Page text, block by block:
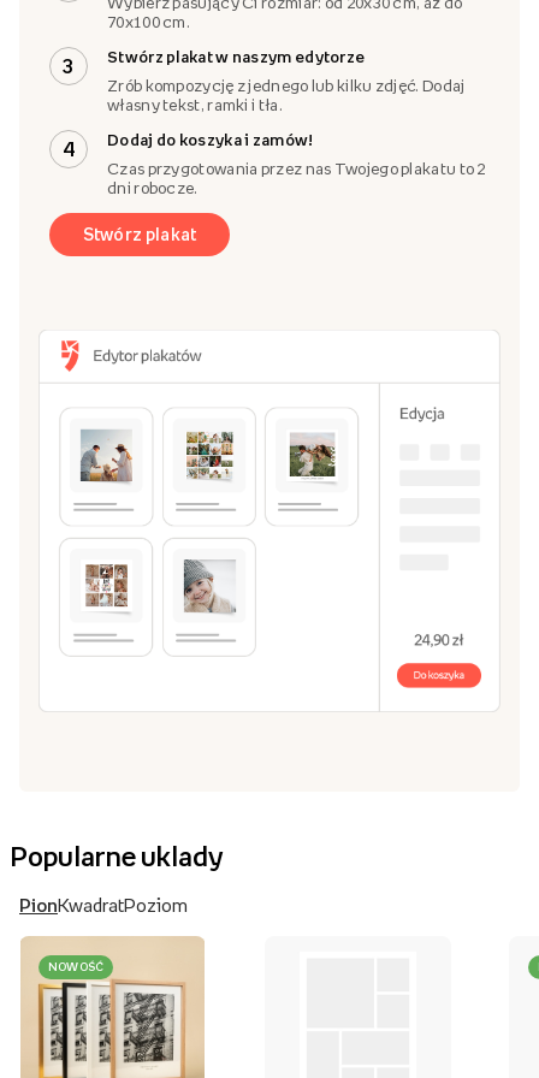
70x100 cm.
3
Stwórz plakat w naszym edytorze
Zrób kompozycję z jednego lub kilku zdjęć. Dodaj
własny tekst, ramki i tła.
4
Dodaj do koszyka i zamów!
Czas przygotowania przez nas Twojego plakatu to 2
dni robocze.
Stwórz plakat
Popularne uklady
PionKwadratPoziom
NOWOŚĆ